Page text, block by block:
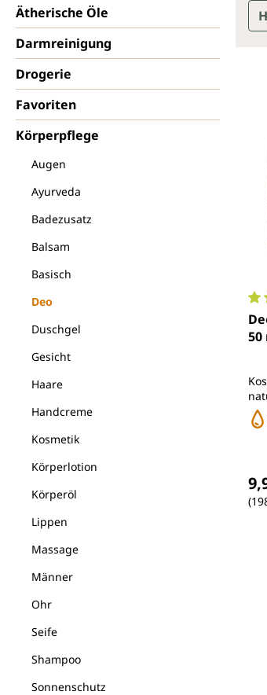
Ätherische Öle
Darmreinigung
Drogerie
Favoriten
Körperpflege
Augen
Ayurveda
Badezusatz
Balsam
Basisch
Deo
Duschgel
Gesicht
Haare
Handcreme
Kosmetik
Körperlotion
Körperöl
Lippen
Massage
Männer
Ohr
Seife
Shampoo
Sonnenschutz
50